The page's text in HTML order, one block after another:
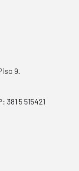
9.
381 5 515421